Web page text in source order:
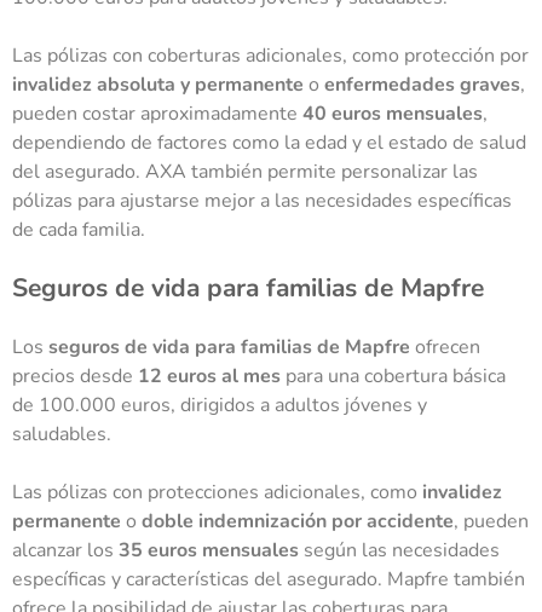
Las pólizas con coberturas adicionales, como protección por
invalidez absoluta y permanente o enfermedades graves,
pueden costar aproximadamente 40 euros mensuales,
dependiendo de factores como la edad y el estado de salud
del asegurado. AXA también permite personalizar las
pólizas para ajustarse mejor a las necesidades específicas
de cada familia.
Seguros de vida para familias de Mapfre
Los seguros de vida para familias de Mapfre ofrecen
precios desde 12 euros al mes para una cobertura básica
de 100.000 euros, dirigidos a adultos jóvenes y
saludables.
Las pólizas con protecciones adicionales, como invalidez
permanente o doble indemnización por accidente, pueden
alcanzar los 35 euros mensuales según las necesidades
específicas y características del asegurado. Mapfre también